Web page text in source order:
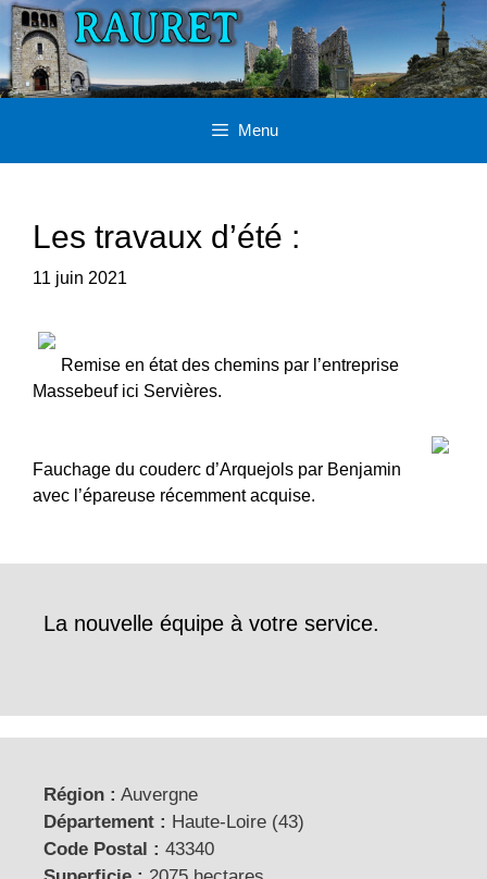
Aller
au
contenu
Menu
Les travaux d’été :
11 juin 2021
Remise en état des chemins par l’entreprise
Massebeuf ici Servières.
Fauchage du couderc d’Arquejols par Benjamin
avec l’épareuse récemment acquise.
La nouvelle équipe à votre service.
Région : Auvergne
Département : Haute-Loire (43)
Code Postal : 43340